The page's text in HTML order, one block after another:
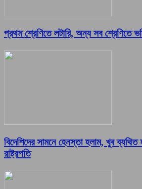
প্রথম শ্রেণিতে লটারি, অন্য সব শ্রেণিতে
বিদেশিদের সামনে হেনস্তা হলাম, খুব
রাষ্ট্রপতি